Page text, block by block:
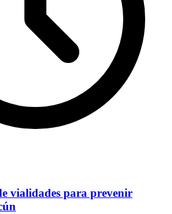
vialidades para prevenir